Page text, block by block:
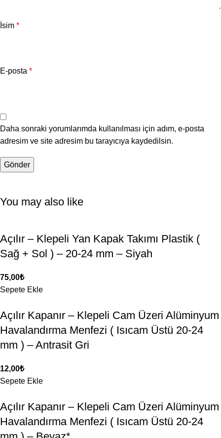
İsim *
E-posta *
Daha sonraki yorumlarımda kullanılması için adım, e-posta
adresim ve site adresim bu tarayıcıya kaydedilsin.
You may also like
Açılır – Klepeli Yan Kapak Takımı Plastik (
Sağ + Sol ) – 20-24 mm – Siyah
75,00₺
Sepete Ekle
Açılır Kapanır – Klepeli Cam Üzeri Alüminyum
Havalandırma Menfezi ( Isıcam Üstü 20-24
mm ) – Antrasit Gri
12,00₺
Sepete Ekle
Açılır Kapanır – Klepeli Cam Üzeri Alüminyum
Havalandırma Menfezi ( Isıcam Üstü 20-24